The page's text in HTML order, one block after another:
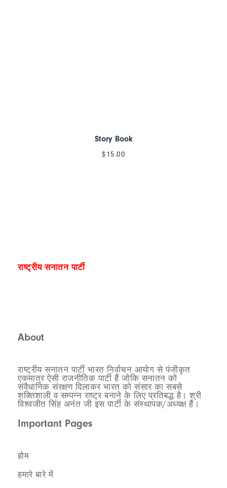
Story Book
$15.00
राष्ट्रीय सनातन पार्टी
About
राष्ट्रीय सनातन पार्टी भारत निर्वाचन आयोग से पंजीकृत
एकमात्र ऐसी राजनीतिक पार्टी हैं जोकि सनातन को
संवैधानिक संरक्षण दिलाकर भारत को संसार का सबसे
शक्तिशाली व सम्पन्न राष्ट्र बनाने के लिए प्रतिबद्ध है। श्री
विश्वजीत सिंह अनंत जी इस पार्टी के संस्थापक/अध्यक्ष हैं।
Important Pages
होम
हमारे बारे में